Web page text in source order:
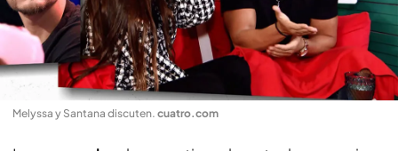
Melyssa y Santana discuten. cuatro.com